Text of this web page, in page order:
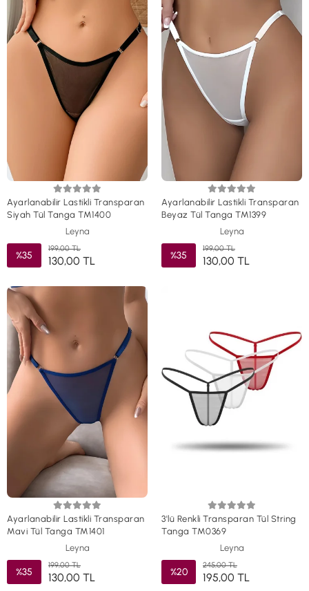
Ayarlanabilir Lastikli Transparan
Siyah Tül Tanga TM1400
Leyna
%35
199,00 TL
130,00 TL
Ayarlanabilir Lastikli Transparan
Beyaz Tül Tanga TM1399
Leyna
%35
199,00 TL
130,00 TL
Ayarlanabilir Lastikli Transparan
Mavi Tül Tanga TM1401
Leyna
%35
199,00 TL
130,00 TL
3'lü Renkli Transparan Tül String
Tanga TM0369
Leyna
%20
245,00 TL
195,00 TL